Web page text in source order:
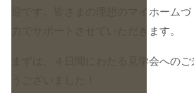
迎です。皆さまの理想のマイホーム
力でサポートさせていただきます。
まずは、４日間にわたる見学会への